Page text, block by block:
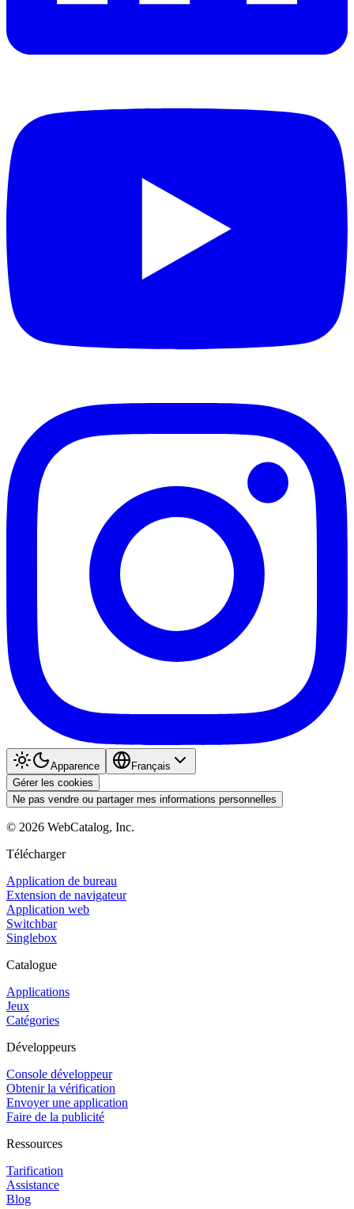
Apparence
Français
Gérer les cookies
Ne pas vendre ou partager mes informations personnelles
© 2026 WebCatalog, Inc.
Télécharger
Application de bureau
Extension de navigateur
Application web
Switchbar
Singlebox
Catalogue
Applications
Jeux
Catégories
Développeurs
Console développeur
Obtenir la vérification
Envoyer une application
Faire de la publicité
Ressources
Tarification
Assistance
Blog